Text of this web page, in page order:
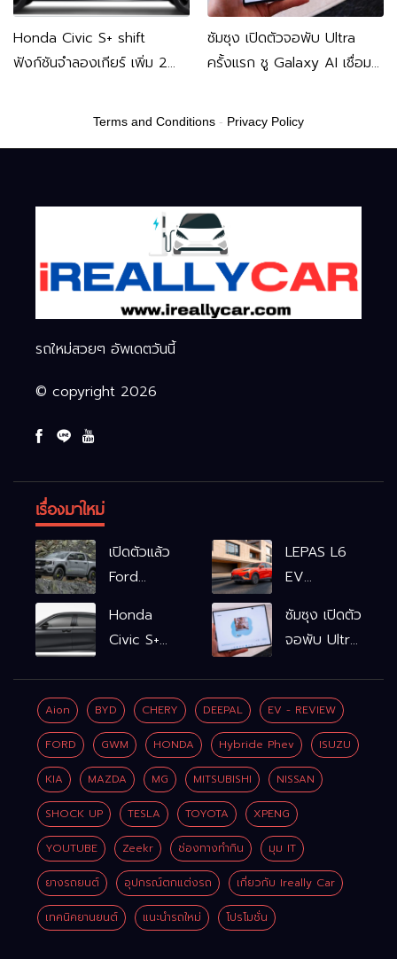
Honda Civic S+ shift
ฟังก์ชันจำลองเกียร์ เพิ่ม 2
ซัมซุง เปิดตัวจอพับ Ultra
ครั้งแรก ชู Galaxy AI เชื่อม
Terms and Conditions - Privacy Policy
รถใหม่สวยๆ อัพเดตวันนี้
© copyright 2026
เรื่องมาใหม่
เปิดตัวแล้ว
Ford
WOLFTRAK
LEPAS L6
EV
L6 EV
Comfort
FWD
769,900
บาท L6 EV
Premium
FWD
799,900
บาท
Honda
Civic S+
จำลองเกียร์
เพิ่ม 2 หมื่น
บาท
ซัมซุง เปิดตัว
จอพับ Ultra
เชื่อมมือถือ-
นาฬิกา-แว่น
อัจฉริยะ
Aion BYD CHERY DEEPAL EV - REVIEW
FORD GWM HONDA Hybride Phev ISUZU
KIA MAZDA MG MITSUBISHI NISSAN
SHOCK UP TESLA TOYOTA XPENG
YOUTUBE Zeekr ช่องทางทำกิน มุม IT
ยางรถยนต์ อุปกรณ์ตกแต่งรถ เกี่ยวกับ Ireally Car
เทคนิคยานยนต์ แนะนำรถใหม่ โปรโมชั่น